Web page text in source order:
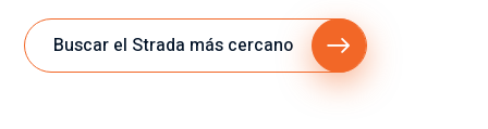
Buscar el Strada más cercano